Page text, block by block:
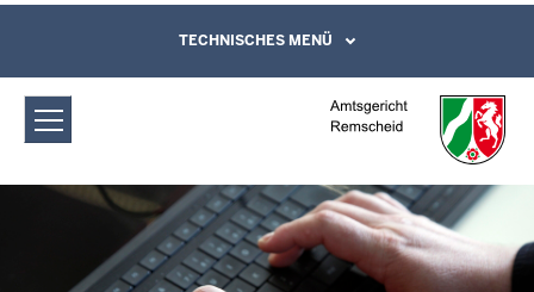
Amtsgericht Remscheid: Erklärung zur
Barrierefreiheit
Direkt zum Inhalt
Leichte Sprache, Gebärdensprachenvideo
und Kontaktformular
TECHNISCHES MENÜ